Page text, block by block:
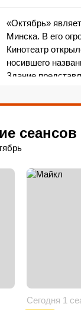
«Октябрь»
Минска. В его
Кинотеатр
носившего
Здание
За долгие годы
сеансов
Сегодня 1